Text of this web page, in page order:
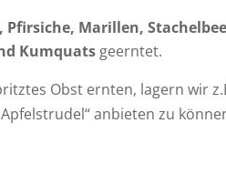
Pfirsiche, Marillen,
Kumquats geerntet.
Obst ernten, lagern wir
anbieten zu